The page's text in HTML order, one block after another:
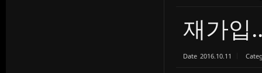
재가입
Date 2016.10.11